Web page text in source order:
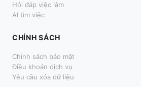
Hỏi đáp việc làm
AI tìm việc
CHÍNH SÁCH
Chính sách bảo mật
Điều khoản dịch vụ
Yêu cầu xóa dữ liệu